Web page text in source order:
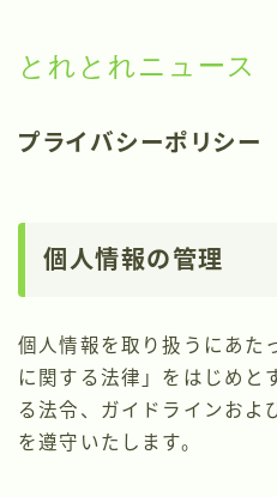
とれとれニュース
MENU
プライバシーポリシー
個人情報の管理
個人情報を取り扱うにあた
に関する法律」をはじめと
る法令、ガイドラインおよ
を遵守いたします。